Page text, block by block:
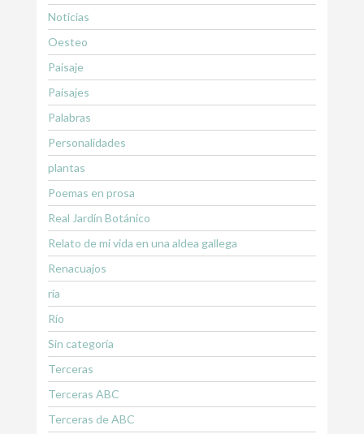
Noticias
Oesteo
Paisaje
Paisajes
Palabras
Personalidades
plantas
Poemas en prosa
Real Jardín Botánico
Relato de mi vida en una aldea gallega
Renacuajos
ría
Río
Sin categoría
Terceras
Terceras ABC
Terceras de ABC